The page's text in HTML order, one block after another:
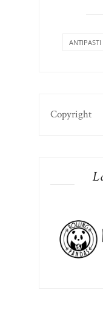
ANTIPASTI
Copyright